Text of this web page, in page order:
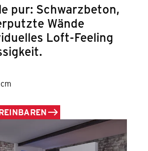
pur: Schwarzbeton,
Wände
Loft-Feeling